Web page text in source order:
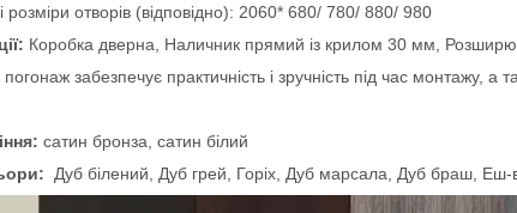
розміри отворів (відповідно): 2060* 680/ 780/ 880/ 980
Коробка дверна, Наличник прямий із крилом 30 мм,
забезпечує практичність і зручність під час монтажу, а
сатин бронза, сатин білий
Дуб білений, Дуб грей, Горіх, Дуб марсала, Дуб браш, Еш-